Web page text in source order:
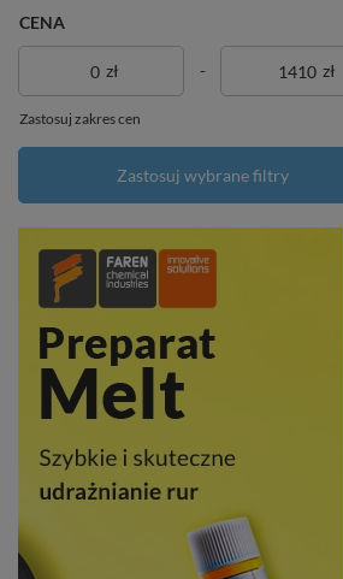
CENA
zł - zł
Zastosuj zakres cen
Zastosuj wybrane filtry